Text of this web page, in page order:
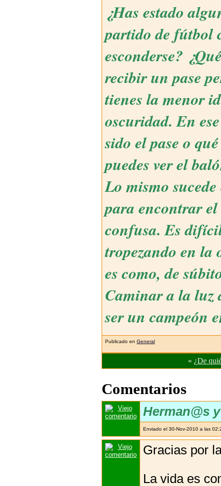
¿Has estado
partido de fútbol
esconderse?
recibir un pase
tienes la menor
oscuridad. En
sido el pase o
puedes ver el
Lo mismo
para encontrar
confusa. Es
tropezando en la
es como, de
Caminar a la luz
ser un campeón
Publicado en General
« ¿De
Comentarios
Herman@s
Enviado el 30-Nov-2010 a las
Gracias por
La vida es